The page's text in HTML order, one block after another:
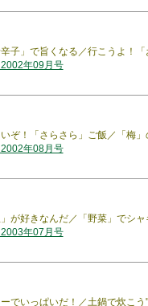
子」で旨くなる／行こうよ！
年09月号
ぞ！「さらさら」ご飯／「梅」
年08月号
が好きなんだ／「野菜」でシャ
年07月号
でいっぱいだ！／土鍋で炊こ